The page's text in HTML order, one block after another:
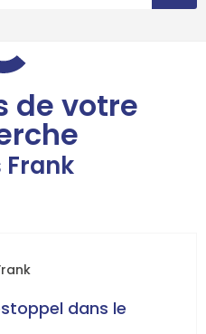
de votre
Frank
dans le